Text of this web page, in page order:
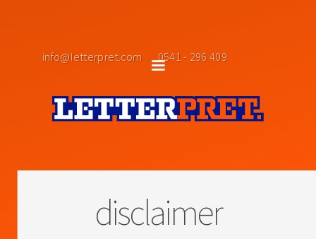
info@letterpret.com 0541 - 296 409
disclaimer